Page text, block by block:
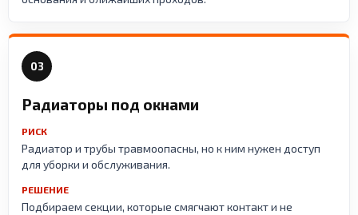
03
Радиаторы под окнами
РИСК
Радиатор и трубы травмоопасны, но к ним нужен доступ
для уборки и обслуживания.
РЕШЕНИЕ
Подбираем секции, которые смягчают контакт и не